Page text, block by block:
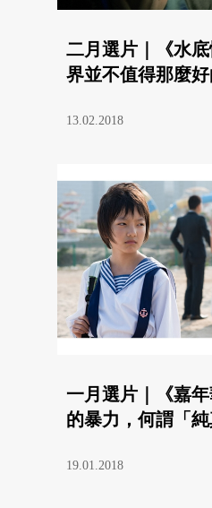
二月選片｜《水
界並不值得那麼
13.02.2018
一月選片｜《嘉
的暴力，何謂「純
19.01.2018